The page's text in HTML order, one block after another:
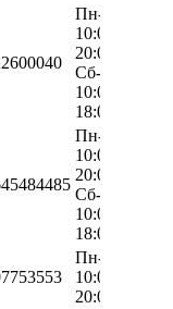
Пн-Пт
10:00-
20:00
Сб-Вс
10:00-
18:00
Пн-Пт
10:00-
20:00
Сб-Вс
10:00-
18:00
Пн-Вс
10:00-
20:00